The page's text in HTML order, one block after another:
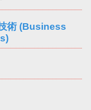
術 (Business